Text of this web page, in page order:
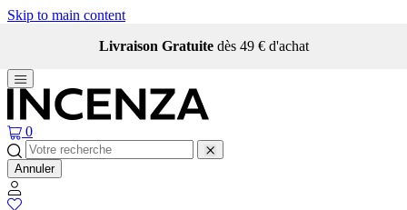
Skip to main content
Livraison Gratuite dès 49 € d'achat
0
Annuler